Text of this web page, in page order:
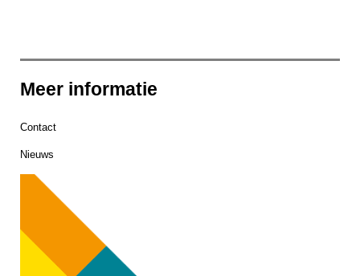
Meer informatie
Contact
Nieuws